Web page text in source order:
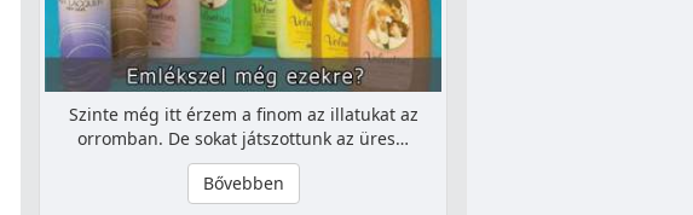
Szinte még itt érzem a finom az illatukat az
orromban. De sokat játszottunk az üres…
Bővebben